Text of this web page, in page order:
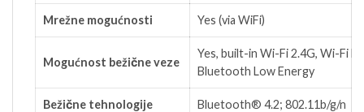
Mrežne mogućnosti Yes (via WiFi)
Mogućnost bežične veze
Yes, built-in Wi-Fi 2.4G, Wi-Fi
Bluetooth Low Energy
Bežične tehnologije Bluetooth® 4.2; 802.11b/g/n